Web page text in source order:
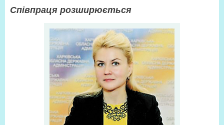
Співпраця розширюється